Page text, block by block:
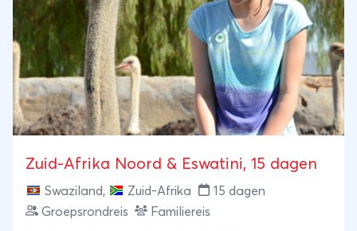
Zuid-Afrika Noord & Eswatini, 15 dagen
Swaziland, Zuid-Afrika
15 dagen
Groepsrondreis
Familiereis